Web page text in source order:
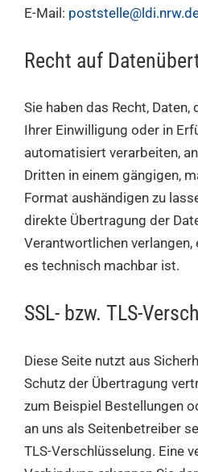
E-Mail:
Recht auf
Sie haben das Recht,
Ihrer Einwilligung oder in
automatisiert verarbeiten,
Dritten in einem gängigen,
Format aushändigen zu
direkte Übertragung der
Verantwortlichen
es technisch machbar ist.
SSL- bzw. TLS-
Diese Seite nutzt aus
Schutz der Übertragung
zum Beispiel Bestellungen
an uns als Seitenbetreiber
TLS-Verschlüsselung. Eine